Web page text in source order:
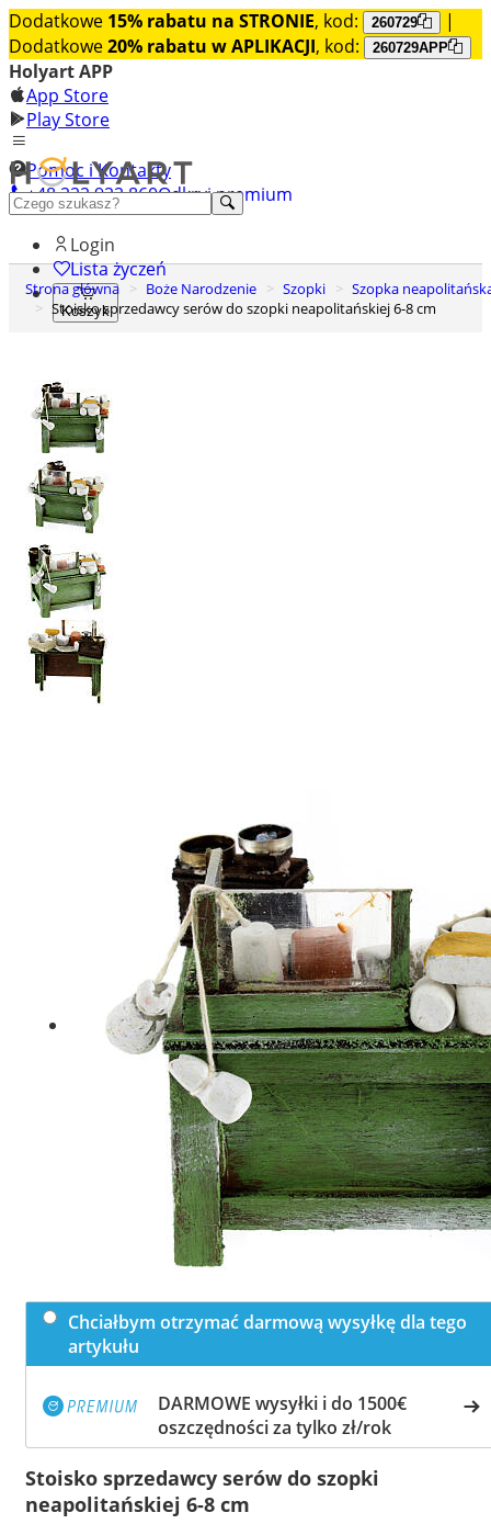
Dodatkowe 15% rabatu na STRONIE, kod: 260729
|
Dodatkowe20% rabatu w APLIKACJI, kod: 260729APP
Holyart APP
App Store
Play Store
Pomoc i Kontakty
+48 222 922 860Odkryj premium
Login
Lista życzeń
Koszyk
Strona główna Boże Narodzenie Szopki
Szopka
Stoisko sprzedawcy serów do szopki neapolitańskiej 6-8 cm
Chciałbym otrzymać darmową wysyłkę dla tego
artykułu
DARMOWE wysyłki i do 1500€
oszczędności za tylko zł/rok
Stoisko sprzedawcy serów do szopki
neapolitańskiej 6-8 cm